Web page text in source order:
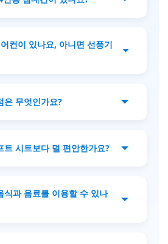
승객과 공유하며 저렴해 혼자
다. 예약 전에 반드시 열차
확인하세요.
컨이 있나요, 아니면 선풍기
전에 열차 정보를 확인해 원
은 무엇인가요?
나 짧은 여정에 이상적이며,
트 시트보다 덜 편안한가요?
장 저렴한 옵션으로, 짧은 여
석을 감수할 수 있는 예산 여
식과 음료를 이용할 수 있나